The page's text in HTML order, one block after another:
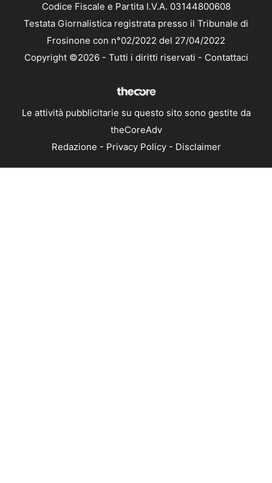
Codice Fiscale e Partita I.V.A. 03144800608
Testata Giornalistica registrata presso il Tribunale di
Frosinone con n°02/2022 del 27/04/2022
Copyright ©2026 - Tutti i diritti riservati - Contattaci
Le attività pubblicitarie su questo sito sono gestite da
theCoreAdv
Redazione - Privacy Policy- Disclaimer